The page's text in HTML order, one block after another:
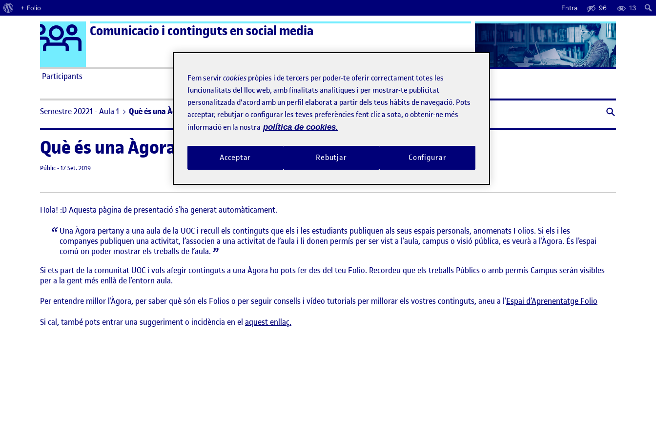
Quant al WordPress
+ Folio Entra 96 13
Saltar al contingut Logo Ágora
Comunicacio i continguts en social media
Participants ActiFolios Ajuda
Semestre 20221 - Aula 1 Què és una Àgora?
Què és una Àgora?
Visibilitat:
Públic-Data de publicació
17 Set. 20198 setembre, 2021 3:32 pm
Hola! :D Aquesta pàgina de presentació s’ha generat automàticament.
Una Àgora pertany a una aula de la UOC i recull els continguts que els i les estudiants publiquen als seus espais personals, anomenats Folios. Si els i les
companyes publiquen una activitat, l’associen a una activitat de l’aula i li donen permís per ser vist a l’aula, campus o visió pública, es veurà a l’Àgora. És l’espai
comú on poder mostrar els treballs de l’aula.
Si ets part de la comunitat UOC i vols afegir continguts a una Àgora ho pots fer des del teu Folio. Recordeu que els treballs Públics o amb permís Campus serán visibles
per a la gent més enllà de l’entorn aula.
Per entendre millor l’Àgora, per saber què són els Folios o per seguir consells i vídeo tutorials per millorar els vostres continguts, aneu a l’Espai d’Aprenentatge Folio
Si cal, també pots entrar una suggeriment o incidència en el aquest enllaç.
Fem servircookies pròpies i de tercers per poder-te oferir correctament totes les
funcionalitats del lloc web, amb finalitats analítiques i per mostrar-te publicitat
personalitzada d'acord amb un perfil elaborat a partir dels teus hàbits de navegació. Pots
acceptar, rebutjar o configurar les teves preferències fent clic a sota, o obtenir-ne més
informació en la nostra política de cookies.
Rebutjar
Acceptar Configurar